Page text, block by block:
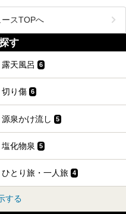
の「休日湯」・ラウンジの「THE
ルメ「休日洋麺店」・ホテル「エク
」で構成された、まさに大人の癒し
ヂング」の魅力を5つのポイント
スTOPへ
す
露天風呂 6
切り傷 6
源泉かけ流し 5
塩化物泉 5
ひとり旅・一人旅 4
する